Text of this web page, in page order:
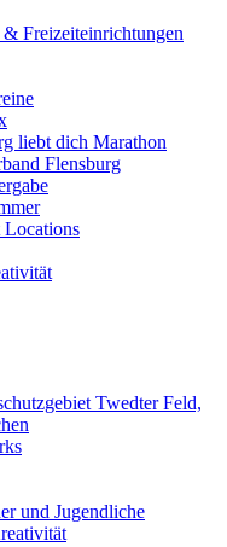
& Freizeiteinrichtungen
liebt dich Marathon
Flensburg
Twedter Feld,
und Jugendliche